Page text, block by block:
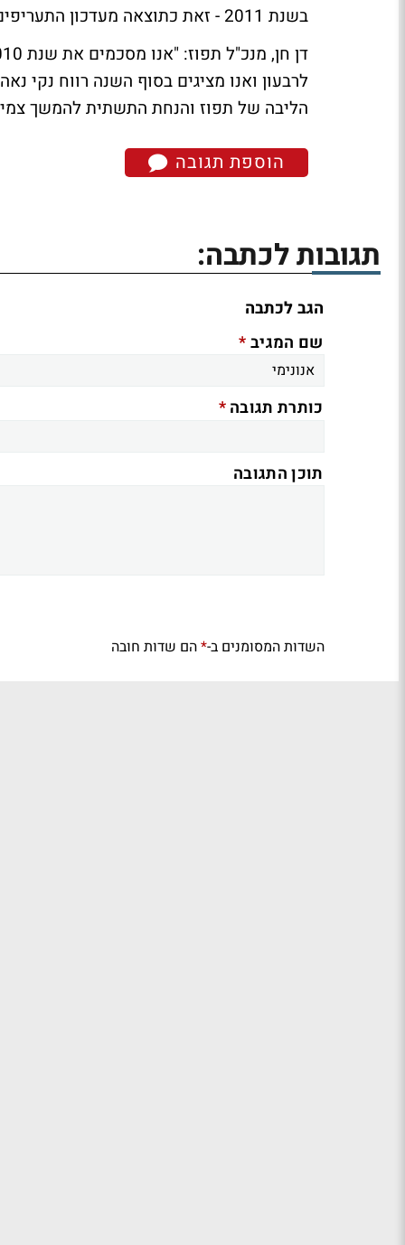
בשנת 2011 - זאת כתוצאה מעדכון התעריפים והשינויים במודלי ההתחשבנות".
לרבעון ואנו מציגים בסוף השנה רווח נקי
הליבה של תפוז והנחת התשתית להמשך
הוספת תגובה
תגובות לכתבה:
הגב לכתבה
שם המגיב*
כותרת תגובה*
תוכן התגובה
השדות המסומנים ב-*הם שדות חובה